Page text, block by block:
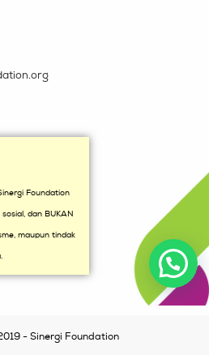
Foundation
dan BUKAN
maupun tindak
- Sinergi Foundation